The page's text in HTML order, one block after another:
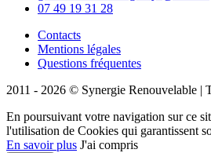
07 49 19 31 28
Contacts
Mentions légales
Questions fréquentes
2011 - 2026 © Synergie Renouvelable |
En poursuivant votre navigation sur ce
l'utilisation de Cookies qui garantissent
En savoir plus J'ai compris